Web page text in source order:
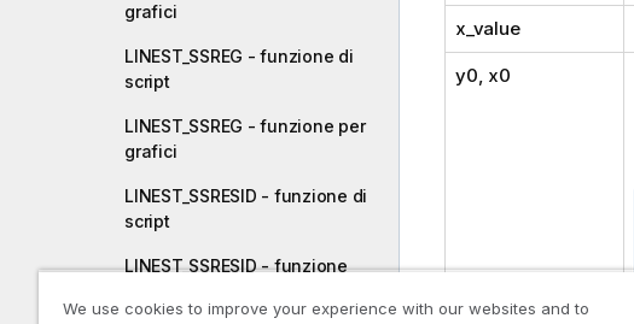
grafici
LINEST_SSREG - funzione di
script
LINEST_SSREG - funzione per
grafici
LINEST_SSRESID - funzione di
script
LINEST_SSRESID - funzione
x_value
y0, x0
We use cookies to improve your experience with our websites and to